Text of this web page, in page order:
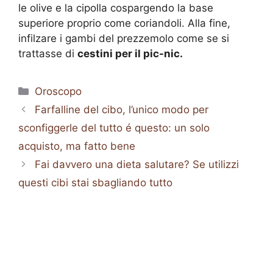
le olive e la cipolla cospargendo la base
superiore proprio come coriandoli. Alla fine,
infilzare i gambi del prezzemolo come se si
trattasse di cestini per il pic-nic.
Categorie
Oroscopo
Farfalline del cibo, l’unico modo per
sconfiggerle del tutto é questo: un solo
acquisto, ma fatto bene
Fai davvero una dieta salutare? Se utilizzi
questi cibi stai sbagliando tutto